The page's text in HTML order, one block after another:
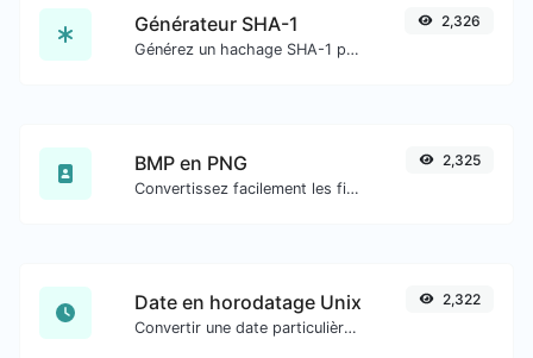
Générateur SHA-1
Générez un hachage SHA-1 pour toute entrée de chaîne.
2,326
BMP en PNG
Convertissez facilement les fichiers image BMP en PNG.
2,325
Date en horodatage Unix
Convertir une date particulière au format de timestamp Unix.
2,322